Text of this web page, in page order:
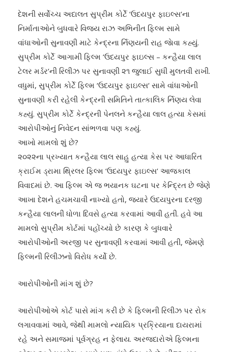
દેશની સર્વોચ્ચ અદાલત સુપ્રીમ કોર્ટે ‘ઉદયપુર ફાઇલ્સ‘ના
નિર્માતાઓને બુધવારે વિજય રાઝ અભિનીત ફિલ્મ સામે
વાંધાઓની સુનાવણી માટે કેન્દ્રના ર્નિણયની રાહ જાેવા કહ્યું.
સુપ્રીમ કોર્ટે આગામી ફિલ્મ ‘ઉદયપુર ફાઇલ્સ – કન્હૈયા લાલ
ટેલર મર્ડર‘ની રિલીઝ પર સુનાવણી ૨૧ જુલાઈ સુધી મુલતવી રાખી.
વધુમાં, સુપ્રીમ કોર્ટે ફિલ્મ ‘ઉદયપુર ફાઇલ્સ‘ સામે વાંધાઓની
સુનાવણી કરી રહેલી કેન્દ્રની સમિતિને તાત્કાલિક ર્નિણય લેવા
કહ્યું. સુપ્રીમ કોર્ટે કેન્દ્રની પેનલને કન્હૈયા લાલ હત્યા કેસમાં
આરોપીઓનું નિવેદન સાંભળવા પણ કહ્યું.
આખો મામલો શું છે?
૨૦૨૨ના પ્રખ્યાત કન્હૈયા લાલ સાહુ હત્યા કેસ પર આધારિત
ક્રાઈમ ડ્રામા થ્રિલર ફિલ્મ ‘ઉદયપુર ફાઇલ્સ‘ આજકાલ
વિવાદમાં છે. આ ફિલ્મ એ જ ભયાનક ઘટના પર કેન્દ્રિત છે જેણે
આખા દેશને હચમચાવી નાખ્યો હતો, જ્યારે ઉદયપુરના દરજી
કન્હૈયા લાલની ધોળા દિવસે હત્યા કરવામાં આવી હતી. હવે આ
મામલો સુપ્રીમ કોર્ટમાં પહોંચ્યો છે કારણ કે બુધવારે
આરોપીઓની અરજી પર સુનાવણી કરવામાં આવી હતી, જેમણે
ફિલ્મની રિલીઝનો વિરોધ કર્યો છે.
આરોપીઓની માંગ શું છે?
આરોપીઓએ કોર્ટ પાસે માંગ કરી છે કે ફિલ્મની રિલીઝ પર રોક
લગાવવામાં આવે, જેથી મામલો ન્યાયિક પ્રક્રિયાના દાયરામાં
રહે અને સમાજમાં પૂર્વગ્રહ ન ફેલાય. અરજદારોએ ફિલ્મના